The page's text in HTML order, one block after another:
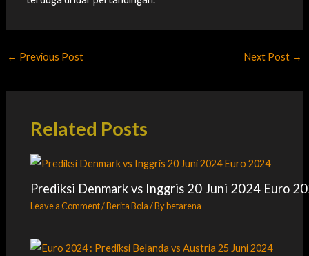
← Previous Post Next Post →
Related Posts
Prediksi Denmark vs Inggris 20 Juni 2024 Euro
Leave a Comment/Berita Bola/ Bybetarena